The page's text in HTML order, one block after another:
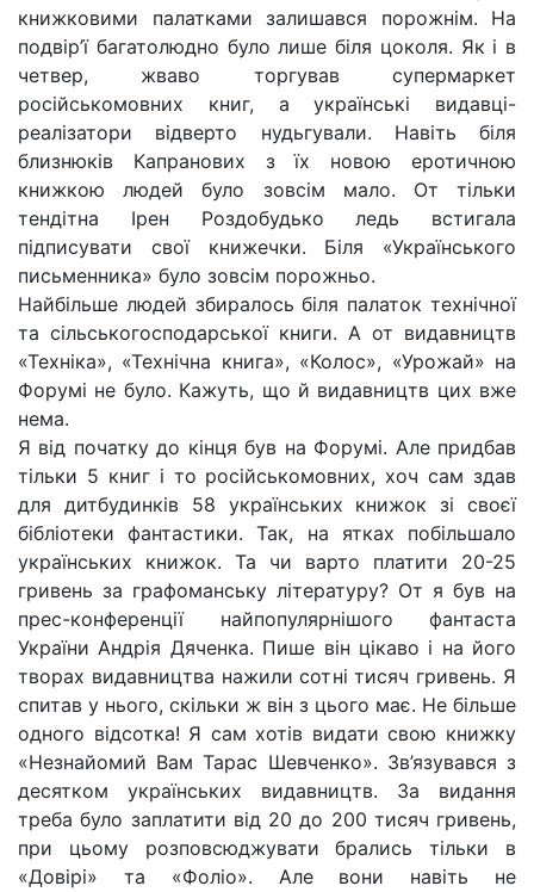
книжковими палатками залишався порожнім. На
подвір’ї багатолюдно було лише біля цоколя. Як і в
четвер, жваво торгував супермаркет
російськомовних книг, а українські видавці-
реалізатори відверто нудьгували. Навіть біля
близнюків Капранових з їх новою еротичною
книжкою людей було зовсім мало. От тільки
тендітна Ірен Роздобудько ледь встигала
підписувати свої книжечки. Біля «Українського
письменника» було зовсім порожньо.
Найбільше людей збиралось біля палаток технічної
та сільськогосподарської книги. А от видавництв
«Техніка», «Технічна книга», «Колос», «Урожай» на
Форумі не було. Кажуть, що й видавництв цих вже
нема.
Я від початку до кінця був на Форумі. Але придбав
тільки 5 книг і то російськомовних, хоч сам здав
для дитбудинків 58 українських книжок зі своєї
бібліотеки фантастики. Так, на ятках побільшало
українських книжок. Та чи варто платити 20-25
гривень за графоманську літературу? От я був на
прес-конференції найпопулярнішого фантаста
України Андрія Дяченка. Пише він цікаво і на його
творах видавництва нажили сотні тисяч гривень. Я
спитав у нього, скільки ж він з цього має. Не більше
одного відсотка! Я сам хотів видати свою книжку
«Незнайомий Вам Тарас Шевченко». Зв’язувався з
десятком українських видавництв. За видання
треба було заплатити від 20 до 200 тисяч гривень,
при цьому розповсюджувати брались тільки в
«Довірі» та «Фоліо». Але вони навіть не